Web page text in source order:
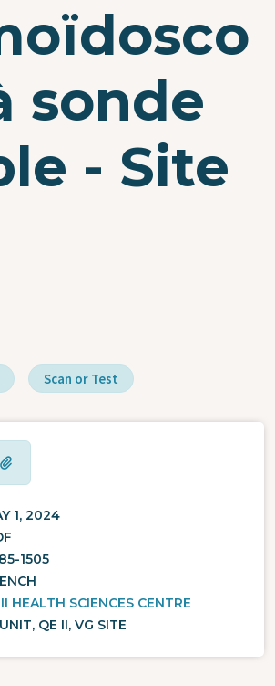
sonde
- Site
Scan or Test
1, 2024
1505
HEALTH SCIENCES CENTRE
QE II, VG SITE